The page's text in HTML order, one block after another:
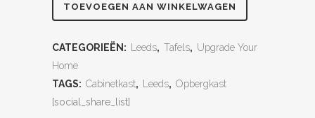
TOEVOEGEN AAN WINKELWAGEN
CATEGORIEËN: Leeds, Tafels, Upgrade Your
Home
TAGS: Cabinetkast, Leeds, Opbergkast
[social_share_list]